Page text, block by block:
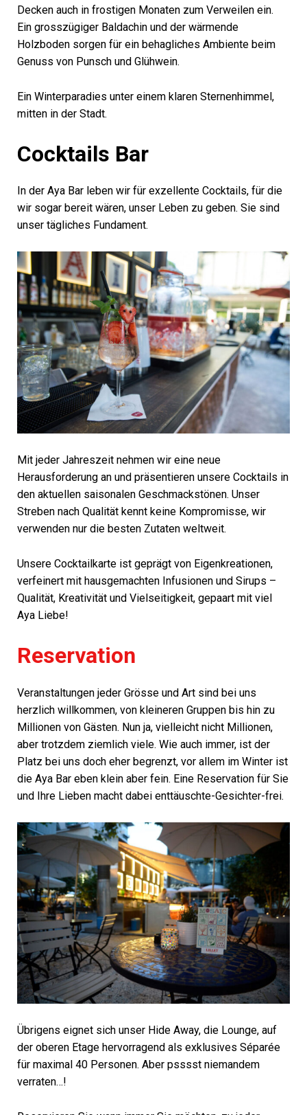
Decken auch in frostigen Monaten zum Verweilen ein.
Ein grosszügiger Baldachin und der wärmende
Holzboden sorgen für ein behagliches Ambiente beim
Genuss von Punsch und Glühwein.
Ein Winterparadies unter einem klaren Sternenhimmel,
mitten in der Stadt.
Cocktails Bar
In der Aya Bar leben wir für exzellente Cocktails, für die
wir sogar bereit wären, unser Leben zu geben. Sie sind
unser tägliches Fundament.
Mit jeder Jahreszeit nehmen wir eine neue
Herausforderung an und präsentieren unsere Cocktails in
den aktuellen saisonalen Geschmackstönen. Unser
Streben nach Qualität kennt keine Kompromisse, wir
verwenden nur die besten Zutaten weltweit.
Unsere Cocktailkarte ist geprägt von Eigenkreationen,
verfeinert mit hausgemachten Infusionen und Sirups –
Qualität, Kreativität und Vielseitigkeit, gepaart mit viel
Aya Liebe!
Reservation
Veranstaltungen jeder Grösse und Art sind bei uns
herzlich willkommen, von kleineren Gruppen bis hin zu
Millionen von Gästen. Nun ja, vielleicht nicht Millionen,
aber trotzdem ziemlich viele. Wie auch immer, ist der
Platz bei uns doch eher begrenzt, vor allem im Winter ist
die Aya Bar eben klein aber fein. Eine Reservation für Sie
und Ihre Lieben macht dabei enttäuschte-Gesichter-frei.
Übrigens eignet sich unser Hide Away, die Lounge, auf
der oberen Etage hervorragend als exklusives Séparée
für maximal 40 Personen. Aber psssst niemandem
verraten…!